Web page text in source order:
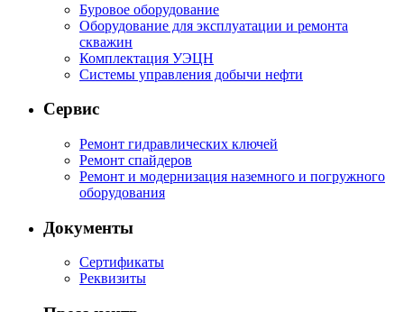
Буровое оборудование
Оборудование для эксплуатации и ремонта
скважин
Комплектация УЭЦН
Системы управления добычи нефти
Сервис
Ремонт гидравлических ключей
Ремонт спайдеров
Ремонт и модернизация наземного и погружного
оборудования
Документы
Сертификаты
Реквизиты